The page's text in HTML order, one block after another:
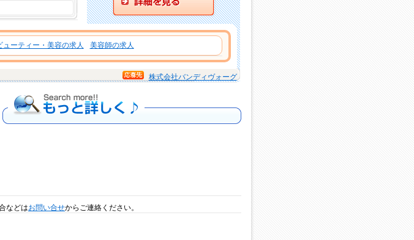
ューティー・美容の求人 美容師の求人
株式会社バンディヴォーグ
もっと詳しく
などはお問い合せからご連絡ください。